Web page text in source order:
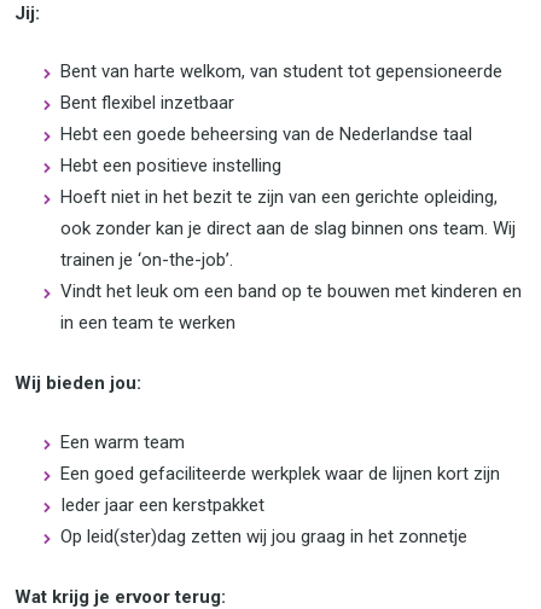
Jij:
Bent van harte welkom, van student tot gepensioneerde
Bent flexibel inzetbaar
Hebt een goede beheersing van de Nederlandse taal
Hebt een positieve instelling
Hoeft niet in het bezit te zijn van een gerichte opleiding,
ook zonder kan je direct aan de slag binnen ons team. Wij
trainen je ‘on-the-job’.
Vindt het leuk om een band op te bouwen met kinderen en
in een team te werken
Wij bieden jou:
Een warm team
Een goed gefaciliteerde werkplek waar de lijnen kort zijn
Ieder jaar een kerstpakket
Op leid(ster)dag zetten wij jou graag in het zonnetje
Wat krijg je ervoor terug: